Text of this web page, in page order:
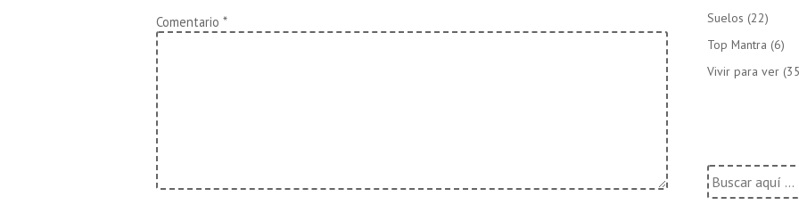
Comentario *
Suelos (22)
Top Mantra (6)
Vivir para ver
Buscar
por: